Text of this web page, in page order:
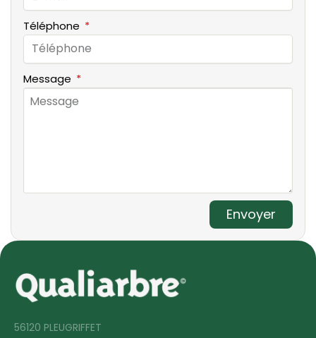
Téléphone
Message
Envoyer
56120 PLEUGRIFFET